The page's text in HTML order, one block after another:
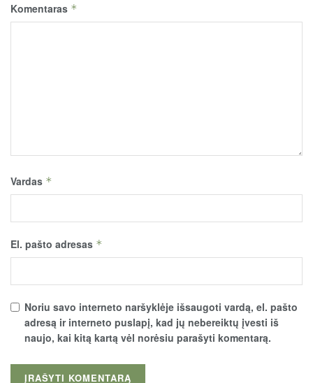
Komentaras *
Vardas *
El. pašto adresas *
Noriu savo interneto naršyklėje išsaugoti vardą, el. pašto
adresą ir interneto puslapį, kad jų nebereiktų įvesti iš
naujo, kai kitą kartą vėl norėsiu parašyti komentarą.